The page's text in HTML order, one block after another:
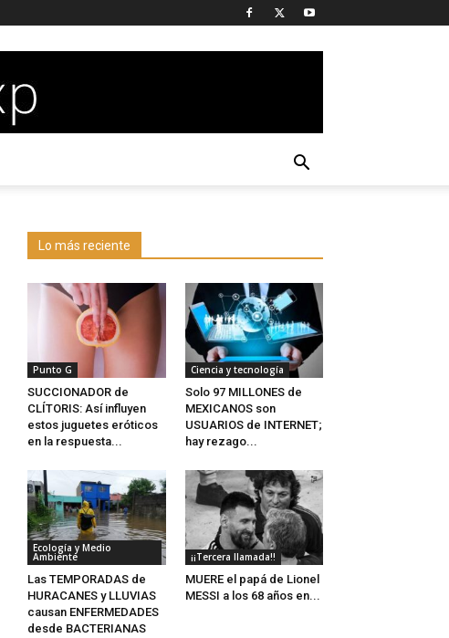
Lo más reciente
Punto G
SUCCIONADOR de
CLÍTORIS: Así influyen
estos juguetes eróticos
en la respuesta...
Ciencia y tecnología
Solo 97 MILLONES de
MEXICANOS son
USUARIOS de INTERNET;
hay rezago...
Ecología y Medio
Ambiente
Las TEMPORADAS de
HURACANES y LLUVIAS
causan ENFERMEDADES
desde BACTERIANAS
¡¡Tercera llamada!!
MUERE el papá de Lionel
MESSI a los 68 años en...